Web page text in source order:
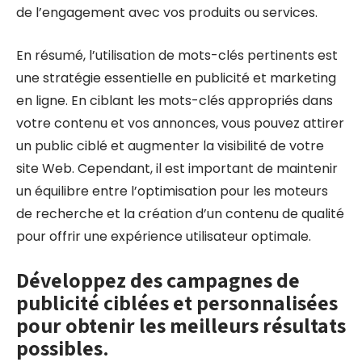
de l’engagement avec vos produits ou services.
En résumé, l’utilisation de mots-clés pertinents est
une stratégie essentielle en publicité et marketing
en ligne. En ciblant les mots-clés appropriés dans
votre contenu et vos annonces, vous pouvez attirer
un public ciblé et augmenter la visibilité de votre
site Web. Cependant, il est important de maintenir
un équilibre entre l’optimisation pour les moteurs
de recherche et la création d’un contenu de qualité
pour offrir une expérience utilisateur optimale.
Développez des campagnes de
publicité ciblées et personnalisées
pour obtenir les meilleurs résultats
possibles.